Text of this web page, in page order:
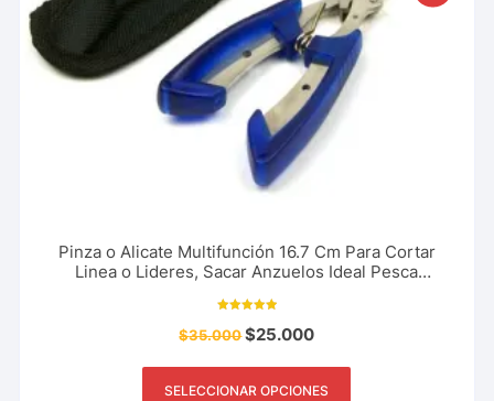
Pinza o Alicate Multifunción 16.7 Cm Para Cortar
Linea o Lideres, Sacar Anzuelos Ideal Pesca
10.00
de 5
$35.000$25.000
SELECCIONAR OPCIONES